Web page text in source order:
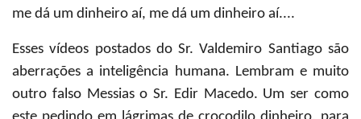
me dá um dinheiro aí, me dá um dinheiro aí....
Esses vídeos postados do Sr. Valdemiro Santiago são
aberrações a inteligência humana. Lembram e muito
outro falso Messias o Sr. Edir Macedo. Um ser como